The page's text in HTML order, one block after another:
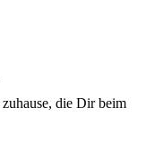
zuhause, die Dir beim